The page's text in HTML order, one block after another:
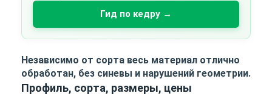
Гид по кедру →
Независимо от сорта весь материал отлично
обработан, без синевы и нарушений геометрии.
Профиль, сорта, размеры, цены